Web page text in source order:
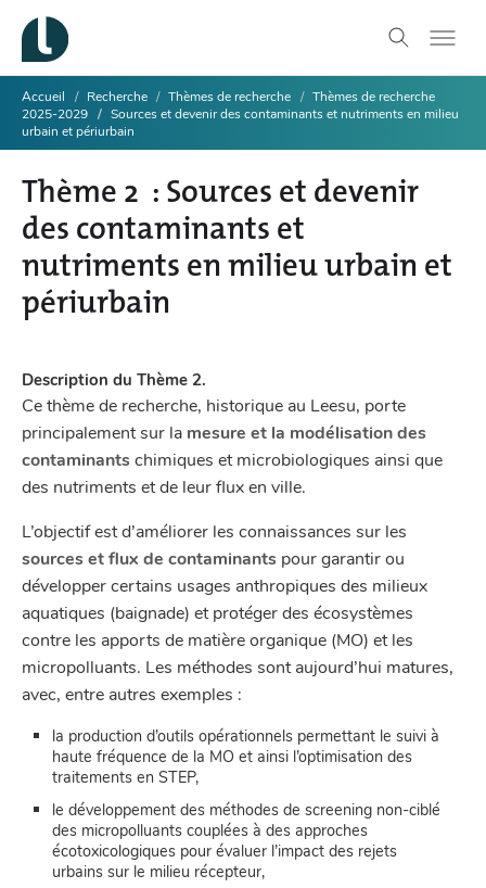
Accueil Recherche Thèmes de recherche
Thèmes de recherche
2025-2029
Sources et devenir des contaminants et nutriments en milieu
urbain et périurbain
Thème 2 : Sources et devenir
des contaminants et
nutriments en milieu urbain et
périurbain
Description du Thème 2.
Ce thème de recherche, historique au Leesu, porte
principalement sur la mesure et la modélisation des
contaminantschimiques et microbiologiques ainsi que
des nutriments et de leur flux en ville.
L’objectif est d’améliorer les connaissances sur les
sources et flux de contaminants pour garantir ou
développer certains usages anthropiques des milieux
aquatiques (baignade) et protéger des écosystèmes
contre les apports de matière organique (MO) et les
micropolluants. Les méthodes sont aujourd’hui matures,
avec, entre autres exemples :
la production d’outils opérationnels permettant le suivi à
haute fréquence de la MO et ainsi l’optimisation des
traitements en STEP,
le développement des méthodes de screening non-ciblé
des micropolluants couplées à des approches
écotoxicologiques pour évaluer l’impact des rejets
urbains sur le milieu récepteur,